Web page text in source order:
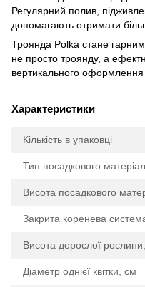
Регулярний полив,
допомагають отримати
Троянда Polka стане
не просто троянду, а
вертикального оформлення
Характеристики
Кількість в упаковці
Тип посадкового
Висота посадкового
Закрита коренева
Висота дорослої
Діаметр однієї квітки, см